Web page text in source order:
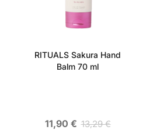
RITUALS Sakura Hand
Balm 70 ml
11,90 € 13,29 €